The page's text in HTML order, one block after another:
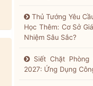
Thủ Tướng Yêu
Học Thêm: Cơ Sở
Nhiệm Sâu Sắc?
Siết Chặt
2027: Ứng Dụng